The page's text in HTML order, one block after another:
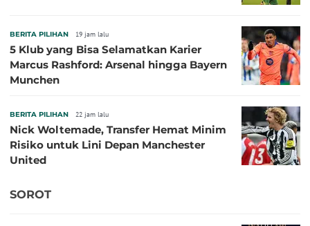
BERITA PILIHAN 19 jam lalu
5 Klub yang Bisa Selamatkan Karier
Marcus Rashford: Arsenal hingga Bayern
Munchen
BERITA PILIHAN 22 jam lalu
Nick Woltemade, Transfer Hemat Minim
Risiko untuk Lini Depan Manchester
United
SOROT